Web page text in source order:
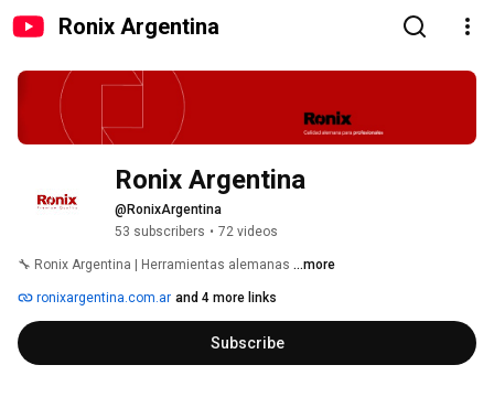
Ronix Argentina
Ronix Argentina
@RonixArgentina
53 subscribers • 72 videos
🔧 Ronix Argentina | Herramientas alemanas ...more
ronixargentina.com.ar and 4 more links
Subscribe